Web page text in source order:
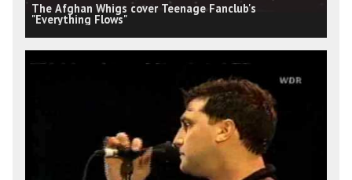
The Afghan Whigs cover Teenage Fanclub's
"Everything Flows"